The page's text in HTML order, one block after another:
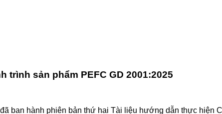
sản phẩm PEFC GD 2001:2025
ban hành phiên bản thứ hai Tài liệu hướng dẫn thực hiện